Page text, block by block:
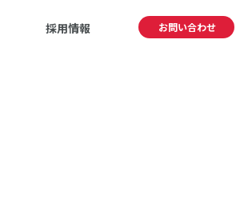
採用情報 お問い合わせ